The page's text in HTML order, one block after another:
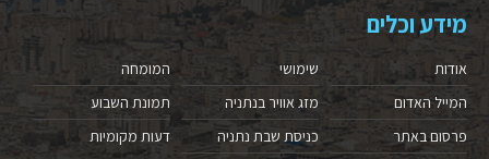
מידע וכלים
אודות
המייל האדום
פרסום באתר
שימושי
מזג אוויר בנתניה
כניסת שבת נתניה
המומחה
תמונת השבוע
דעות מקומיות